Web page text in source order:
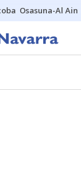
Osasuna-Al Ain